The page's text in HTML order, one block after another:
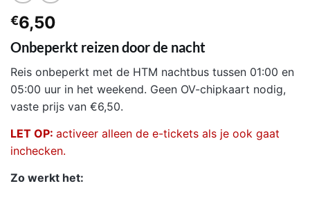
€6,50
Onbeperkt reizen door de nacht
Reis onbeperkt met de HTM nachtbus tussen 01:00 en
05:00 uur in het weekend. Geen OV-chipkaart nodig,
vaste prijs van €6,50.
LET OP: activeer alleen de e-tickets als je ook gaat
inchecken.
Zo werkt het: